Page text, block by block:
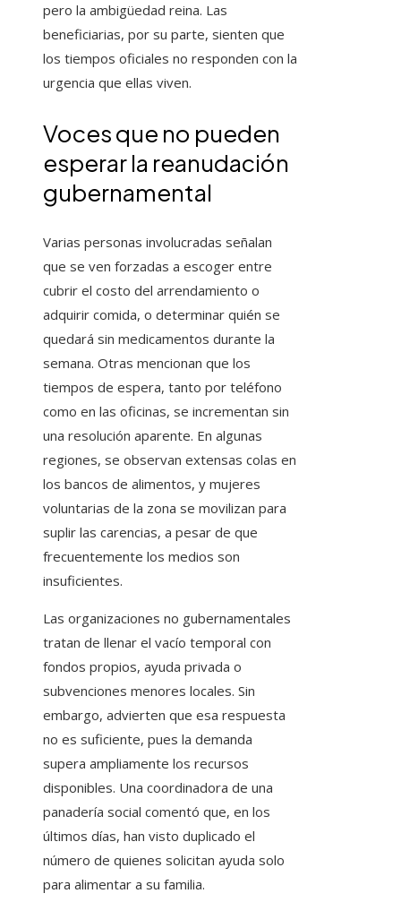
pero la ambigüedad reina. Las
beneficiarias, por su parte, sienten que
los tiempos oficiales no responden con la
urgencia que ellas viven.
Voces que no pueden
esperar la reanudación
gubernamental
Varias personas involucradas señalan
que se ven forzadas a escoger entre
cubrir el costo del arrendamiento o
adquirir comida, o determinar quién se
quedará sin medicamentos durante la
semana. Otras mencionan que los
tiempos de espera, tanto por teléfono
como en las oficinas, se incrementan sin
una resolución aparente. En algunas
regiones, se observan extensas colas en
los bancos de alimentos, y mujeres
voluntarias de la zona se movilizan para
suplir las carencias, a pesar de que
frecuentemente los medios son
insuficientes.
Las organizaciones no gubernamentales
tratan de llenar el vacío temporal con
fondos propios, ayuda privada o
subvenciones menores locales. Sin
embargo, advierten que esa respuesta
no es suficiente, pues la demanda
supera ampliamente los recursos
disponibles. Una coordinadora de una
panadería social comentó que, en los
últimos días, han visto duplicado el
número de quienes solicitan ayuda solo
para alimentar a su familia.